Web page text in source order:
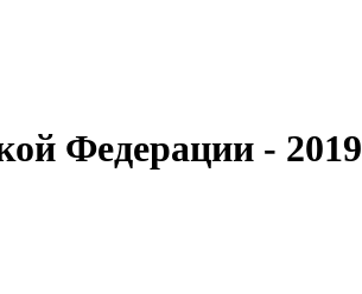
Федерации - 2019